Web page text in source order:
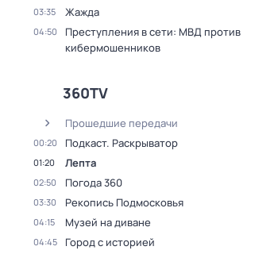
03:35 Жажда
04:50
Прeступления в сети: МВД пpотив
кибермошенников
360TV
Прошедшие передачи
00:20 Подкаст. Раскрыватор
01:20 Лепта
02:50 Погода 360
03:30 Рекопись Подмосковья
04:15 Музей на диване
04:45 Город с историей